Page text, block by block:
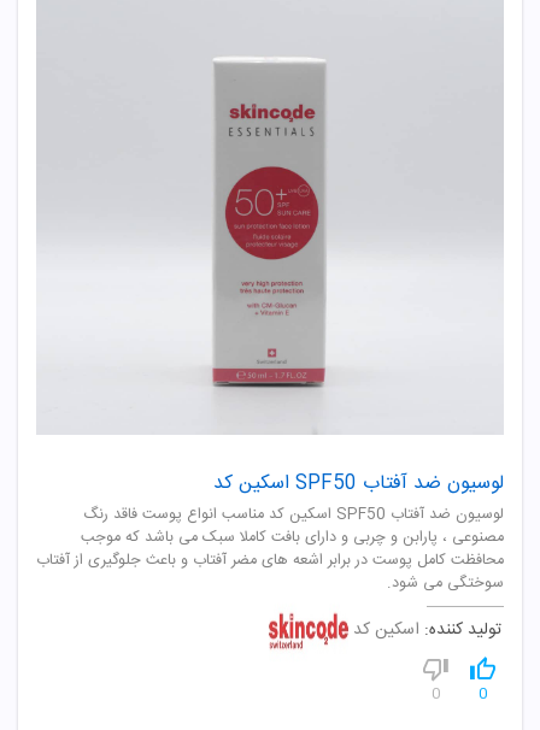
لوسیون ضد آفتاب SPF50 اسکین کد
لوسیون ضد آفتاب SPF50 اسکین کد مناسب انواع پوست فاقد رنگ
مصنوعی ، پارابن و چربی و دارای بافت کاملا سبک می باشد که موجب
محافظت کامل پوست در برابر اشعه های مضر آفتاب و باعث جلوگیری از آفتاب
سوختگی می شود.
تولید کننده: اسکین کد
0
0